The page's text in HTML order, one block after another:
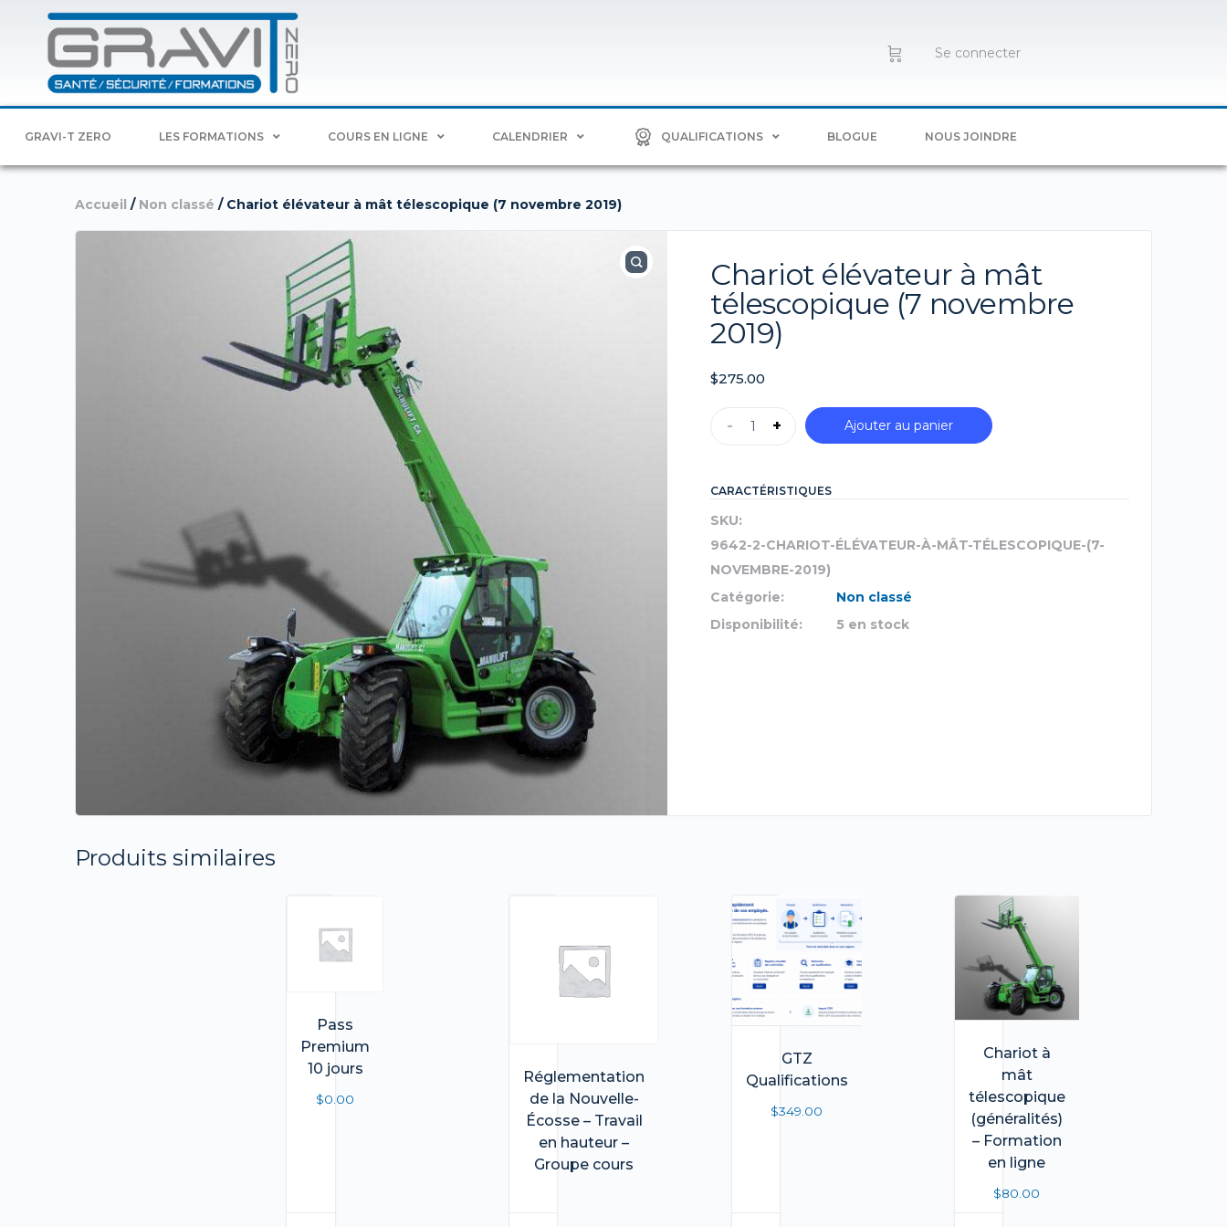
Se connecter
GRAVI-T ZERO LES FORMATIONS COURS EN LIGNE CALENDRIER QUALIFICATIONS BLOGUE NOUS JOINDRE
Accueil / Non classé / Chariot élévateur à mât télescopique (7 novembre 2019)
Chariot élévateur à mât
télescopique (7 novembre
2019)
$275.00
- + Ajouter au panier
CARACTÉRISTIQUES
SKU:
9642-2-CHARIOT-ÉLÉVATEUR-À-MÂT-TÉLESCOPIQUE-(7-
NOVEMBRE-2019)
Catégorie:
Non classé
Disponibilité:
5 en stock
Produits similaires
Pass
Premium
10 jours
$0.00
Réglementation
de la Nouvelle-
Écosse – Travail
en hauteur –
Groupe cours
GTZ
Qualifications
$349.00
Chariot à
mât
télescopique
(généralités)
– Formation
en ligne
$80.00